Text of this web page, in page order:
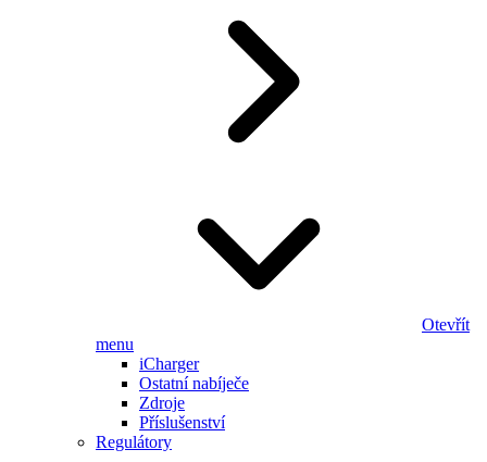
Otevřít
menu
iCharger
Ostatní nabíječe
Zdroje
Příslušenství
Regulátory